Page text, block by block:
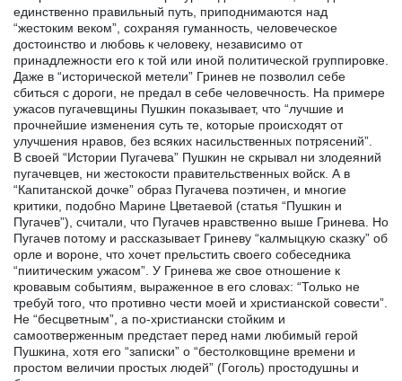
единственно правильный путь, приподнимаются над
“жестоким веком”, сохраняя гуманность, человеческое
достоинство и любовь к человеку, независимо от
принадлежности его к той или иной политической группировке.
Даже в “исторической метели” Гринев не позволил себе
сбиться с дороги, не предал в себе человечность. На примере
ужасов пугачевщины Пушкин показывает, что “лучшие и
прочнейшие изменения суть те, которые происходят от
улучшения нравов, без всяких насильственных потрясений”.
В своей “Истории Пугачева” Пушкин не скрывал ни злодеяний
пугачевцев, ни жестокости правительственных войск. А в
“Капитанской дочке” образ Пугачева поэтичен, и многие
критики, подобно Марине Цветаевой (статья “Пушкин и
Пугачев”), считали, что Пугачев нравственно выше Гринева. Но
Пугачев потому и рассказывает Гриневу “калмыцкую сказку” об
орле и вороне, что хочет прельстить своего собеседника
“пиитическим ужасом”. У Гринева же свое отношение к
кровавым событиям, выраженное в его словах: “Только не
требуй того, что противно чести моей и христианской совести”.
Не “бесцветным”, а по-христиански стойким и
самоотверженным предстает перед нами любимый герой
Пушкина, хотя его “записки” о “бестолковщине времени и
простом величии простых людей” (Гоголь) простодушны и